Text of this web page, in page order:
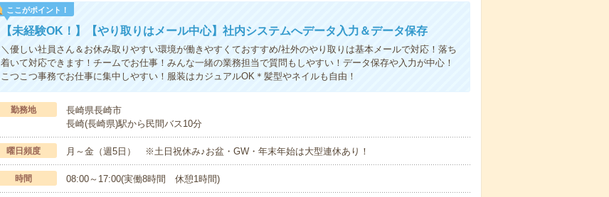
ここがポイント！
【未経験OK！】【やり取りはメール中心】社内システムへデータ入力＆データ保存
＼優しい社員さん＆お休み取りやすい環境が働きやすくておすすめ/社外のやり取りは基本メールで対応！落ち
着いて対応できます！チームでお仕事！みんな一緒の業務担当で質問もしやすい！データ保存や入力が中心！
こつこつ事務でお仕事に集中しやすい！服装はカジュアルOK＊髪型やネイルも自由！
勤務地
長崎県長崎市
長崎(長崎県)駅から民間バス10分
曜日頻度 月～金（週5日） ※土日祝休み♪お盆・GW・年末年始は大型連休あり！
時間 08:00～17:00(実働8時間 休憩1時間)